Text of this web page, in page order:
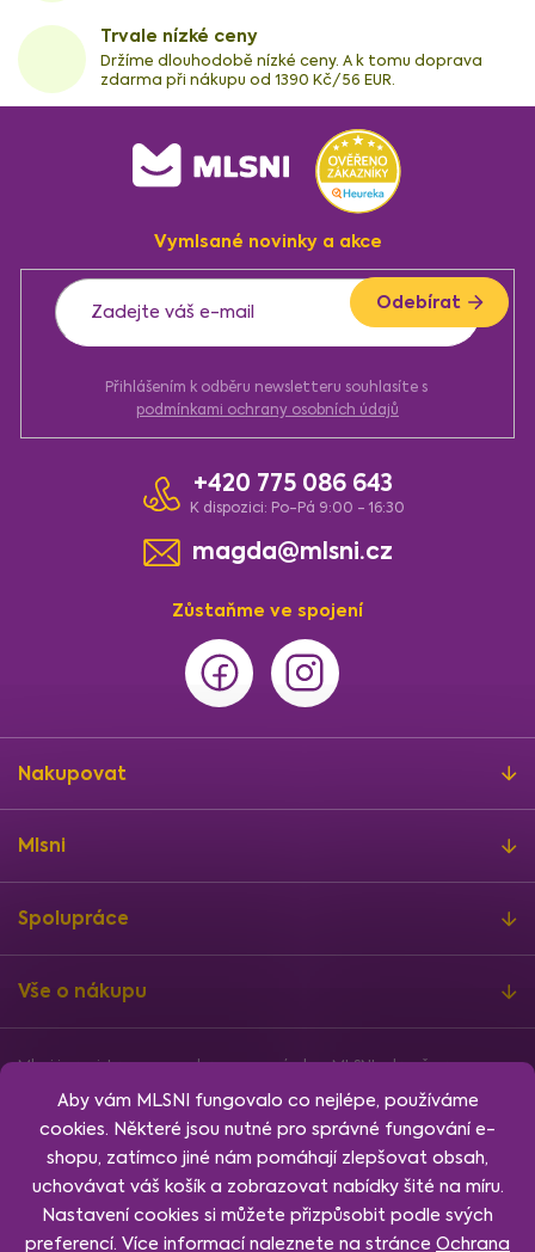
Aby vám MLSNI fungovalo co nejlépe, používáme
cookies. Některé jsou nutné pro správné fungování e-
shopu, zatímco jiné nám pomáhají zlepšovat obsah,
uchovávat váš košík a zobrazovat nabídky šité na míru.
Nastavení cookies si můžete přizpůsobit podle svých
preferencí. Více informací naleznete na stránce Ochrana
Trvale nízké ceny
Držíme dlouhodobě nízké ceny. A k tomu doprava
zdarma při nákupu od 1390 Kč/56 EUR.
Vymlsané novinky a akce
Přihlášením k odběru newsletteru souhlasíte s
podmínkami ochrany osobních údajů
Odebírat
Zůstaňme ve spojení
+420 775 086 643
K dispozici: Po-Pá 9:00 - 16:30
magda@mlsni.cz
Nakupovat
Mlsni
Spolupráce
Vše o nákupu
Mlsni je registrovanou ochrannou známkou MLSNI zdravě s.r.o.
Shoptet , design , nakódovalJan Klubus
Nastavení cookies.